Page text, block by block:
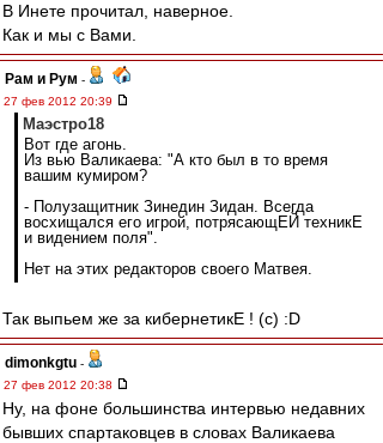
В Инете прочитал, наверное.
Как и мы с Вами.
Рам и Рум -
27 фев 2012 20:39
Маэстро18
Вот где агонь.
Из вью Валикаева: "А кто был в то время
вашим кумиром?
- Полузащитник Зинедин Зидан. Всегда
восхищался его игрой, потрясающЕЙ техникЕ
и видением поля".
Нет на этих редакторов своего Матвея.
Так выпьем же за кибернетикЕ ! (с) :D
dimonkgtu -
27 фев 2012 20:38
Ну, на фоне большинства интервью недавних
бывших спартаковцев в словах Валикаева